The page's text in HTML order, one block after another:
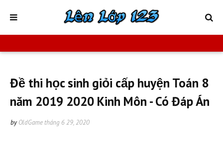
Đề thi học sinh giỏi cấp huyện Toán 8
năm 2019 2020 Kinh Môn - Có Đáp Án
by OldGame tháng 6 29, 2020